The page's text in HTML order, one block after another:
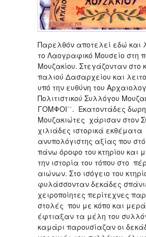
Παρελθόν αποτελεί εδώ και
το Λαογραφικό Μουσείο στη
Μουζακίου. Στεγάζονταν στο
παλιού Δασαρχείου και
υπό την ευθύνη του
Πολιτιστικού Συλλόγου
ΓΟΜΦΟΙ΄΄. Εκατοντάδες
Μουζακιώτες χάρισαν στον
χιλιάδες ιστορικά εκθέματα
ανυπολόγιστης αξίας που
πάνω όροφο του κτηρίου και
την ιστορία του τόπου στο
αιώνων. Στο ισόγειο του
φυλάσσονταν δεκάδες
χειροποίητες περίτεχνες
στολές που με κόπο και
έφτιαξαν τα μέλη του
καμάρι παρουσίαζαν οι